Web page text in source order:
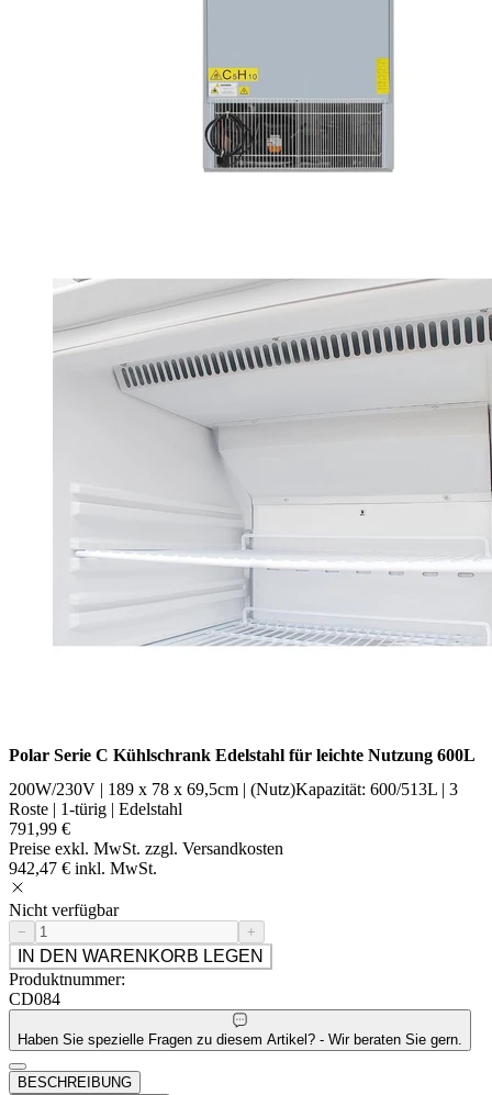
Polar Serie C Kühlschrank Edelstahl für leichte Nutzung 600L
200W/230V | 189 x 78 x 69,5cm | (Nutz)Kapazität: 600/513L | 3
Roste | 1-türig | Edelstahl
791,99 €
Preise exkl. MwSt. zzgl. Versandkosten
942,47 € inkl. MwSt.
Nicht verfügbar
− +
IN DEN WARENKORB LEGEN
Produktnummer:
CD084
Haben Sie spezielle Fragen zu diesem Artikel? - Wir beraten Sie gern.
BESCHREIBUNG